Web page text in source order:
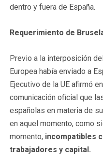
dentro y fuera de España.
Requerimiento de
Previo a la interposición
Europea había enviado a
Ejecutivo de la UE afirmó
comunicación oficial que
españolas en materia de
en aquel momento, como
momento, incompatibles
trabajadores y capital.